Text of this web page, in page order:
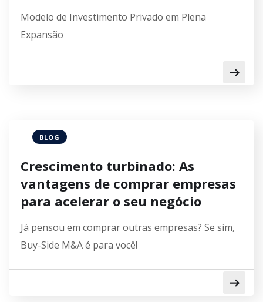
Modelo de Investimento Privado em Plena
Expansão
BLOG
Crescimento turbinado: As
vantagens de comprar empresas
para acelerar o seu negócio
Já pensou em comprar outras empresas? Se sim,
Buy-Side M&A é para você!